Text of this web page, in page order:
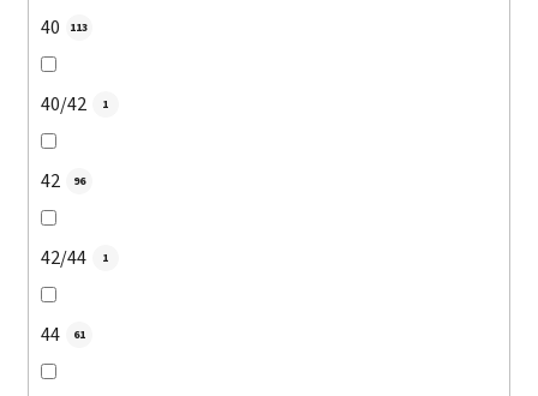
40 113
40/42 1
42 96
42/44 1
44 61